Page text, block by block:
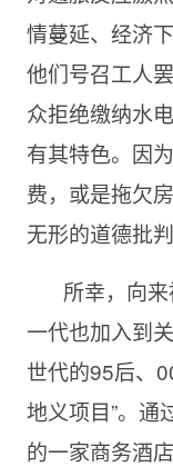
情蔓延、经济
他们号召工人
众拒绝缴纳水
有其特色。因
费，或是拖欠
无形的道德批判
所幸，向
一代也加入到
世代的95后、
地义项目”。通
的一家商务酒